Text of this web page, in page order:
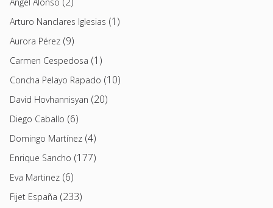
Arturo Nanclares Iglesias (1)
Aurora Pérez (9)
Carmen Cespedosa (1)
Concha Pelayo Rapado (10)
David Hovhannisyan (20)
Diego Caballo (6)
Domingo Martínez (4)
Enrique Sancho (177)
Eva Martinez (6)
Fijet España (233)